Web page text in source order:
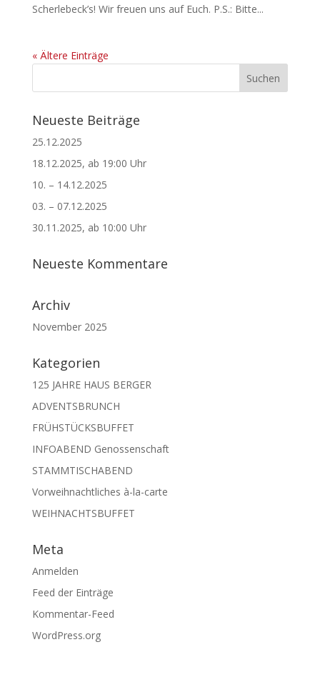
Scherlebeck’s! Wir freuen uns auf Euch. P.S.: Bitte...
« Ältere Einträge
Neueste Beiträge
25.12.2025
18.12.2025, ab 19:00 Uhr
10. – 14.12.2025
03. – 07.12.2025
30.11.2025, ab 10:00 Uhr
Neueste Kommentare
Archiv
November 2025
Kategorien
125 JAHRE HAUS BERGER
ADVENTSBRUNCH
FRÜHSTÜCKSBUFFET
INFOABEND Genossenschaft
STAMMTISCHABEND
Vorweihnachtliches à-la-carte
WEIHNACHTSBUFFET
Meta
Anmelden
Feed der Einträge
Kommentar-Feed
WordPress.org